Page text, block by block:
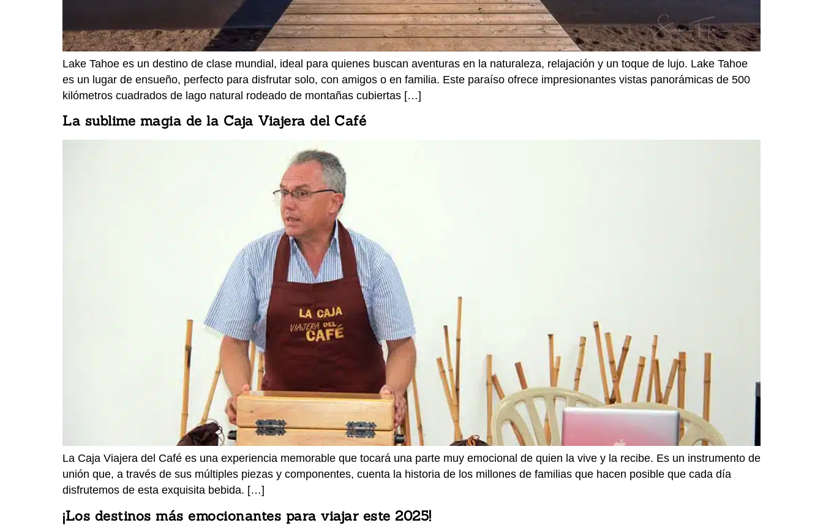
Lake Tahoe es un destino de clase mundial, ideal para quienes buscan aventuras en la naturaleza, relajación y un toque de lujo. Lake Tahoe
es un lugar de ensueño, perfecto para disfrutar solo, con amigos o en familia. Este paraíso ofrece impresionantes vistas panorámicas de 500
kilómetros cuadrados de lago natural rodeado de montañas cubiertas […]
La sublime magia de la Caja Viajera del Café
La Caja Viajera del Café es una experiencia memorable que tocará una parte muy emocional de quien la vive y la recibe. Es un instrumento de
unión que, a través de sus múltiples piezas y componentes, cuenta la historia de los millones de familias que hacen posible que cada día
disfrutemos de esta exquisita bebida. […]
¡Los destinos más emocionantes para viajar este 2025!